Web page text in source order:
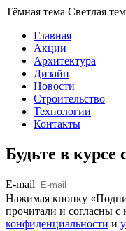
Тёмная тема Светлая
Главная
Акции
Архитектура
Дизайн
Новости
Строительство
Технологии
Контакты
Будьте в
E-mail
Нажимая кнопку
прочитали и согласны
конфиденциальности и